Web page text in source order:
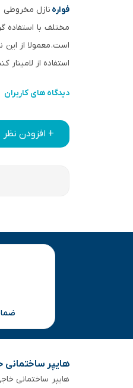
فواره نازل مخروطی
مختلف با استفاده
است. معمولا از
استفاده از
دیدگاه های کاربران
+ افزودن نظر
هایپر ساختمانی